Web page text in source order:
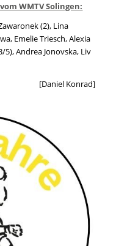
WMTV Solingen:
(2), Lina
Emelie Triesch, Alexia
5), Andrea Jonovska, Liv
[Daniel Konrad]